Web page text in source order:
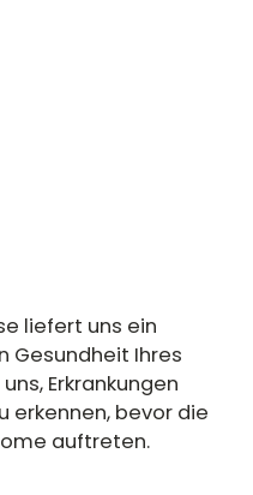
liefert uns ein
Gesundheit Ihres
Erkrankungen
erkennen, bevor die
auftreten.